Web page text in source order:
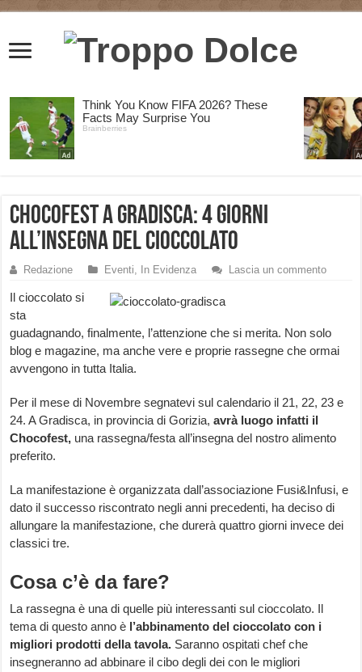
ChocoFest a Gradisca: 4 giorni
all’insegna del cioccolato
Redazione Eventi, In Evidenza Lascia un commento
Il cioccolato si
sta
guadagnando, finalmente, l’attenzione che si merita. Non solo
blog e magazine, ma anche vere e proprie rassegne che ormai
avvengono in tutta Italia.
Per il mese di Novembre segnatevi sul calendario il 21, 22, 23 e
24. A Gradisca, in provincia di Gorizia,avrà luogo infatti il
Chocofest, una rassegna/festa all’insegna del nostro alimento
preferito.
La manifestazione è organizzata dall’associazione Fusi&Infusi, e
dato il successo riscontrato negli anni precedenti, ha deciso di
allungare la manifestazione, che durerà quattro giorni invece dei
classici tre.
Cosa c’è da fare?
La rassegna è una di quelle più interessanti sul cioccolato. Il
tema di questo anno è l’abbinamento del cioccolato con i
migliori prodotti della tavola. Saranno ospitati chef che
insegneranno ad abbinare il cibo degli dei con le migliori